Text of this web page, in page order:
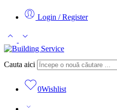
Login / Register
Cauta aici
0Wishlist